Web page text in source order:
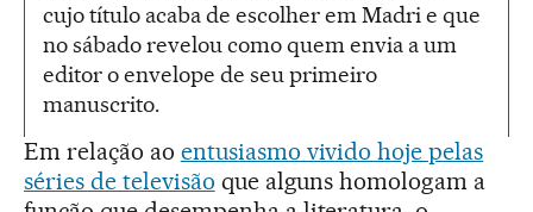
cujo título acaba de escolher em Madri e que
no sábado revelou como quem envia a um
editor o envelope de seu primeiro
manuscrito.
Em relação ao entusiasmo vivido hoje pelas
séries de televisão que alguns homologam a